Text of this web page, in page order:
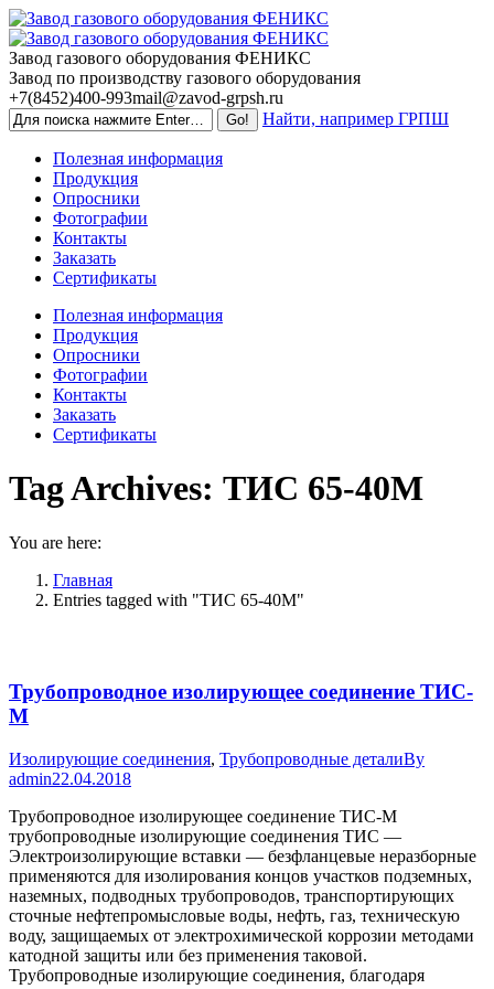
Skip
to
content
Завод газового оборудования ФЕНИКС
Завод по производству газового оборудования
+7(8452)400-993mail@zavod-grpsh.ru
Найти, например ГРПШ
Полезная информация
Продукция
Опросники
Фотографии
Контакты
Заказать
Сертификаты
Полезная информация
Продукция
Опросники
Фотографии
Контакты
Заказать
Сертификаты
Tag Archives: ТИС 65-40М
You are here:
Главная
Entries tagged with "ТИС 65-40М"
Трубопроводное изолирующее соединение ТИС-
М
Изолирующие соединения, Трубопроводные деталиBy
admin22.04.2018
Трубопроводное изолирующее соединение ТИС-М
трубопроводные изолирующие соединения ТИС —
Электроизолирующие вставки — безфланцевые неразборные
применяются для изолирования концов участков подземных,
наземных, подводных трубопроводов, транспортирующих
сточные нефтепромысловые воды, нефть, газ, техническую
воду, защищаемых от электрохимической коррозии методами
катодной защиты или без применения таковой.
Трубопроводные изолирующие соединения, благодаря